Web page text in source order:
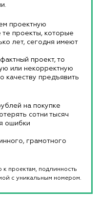
проектную
проекты, которые
лет, сегодня имеют
проект, то
или некорректную
качеству предъявить
на покупке
сотни тысяч
ошибки
грамотного
проектам, подлинность
с уникальным номером.